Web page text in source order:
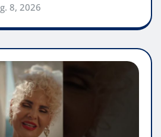
8, 2026